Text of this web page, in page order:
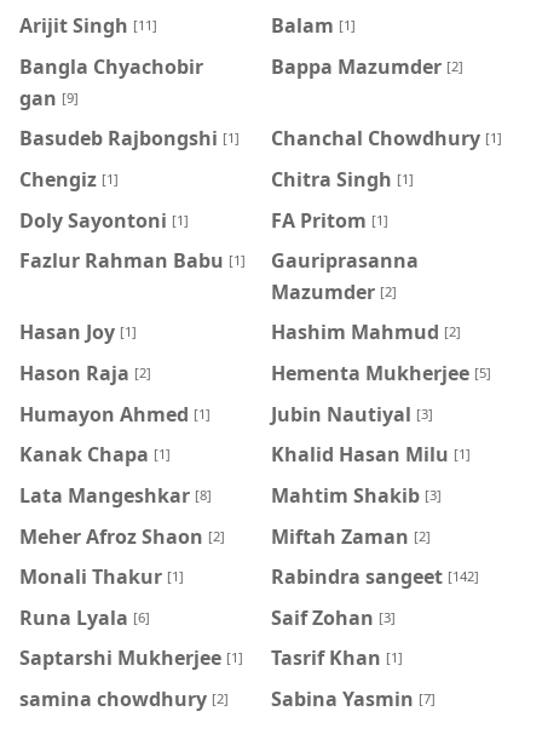
Arijit Singh [11] Balam [1]
Bangla Chyachobir
gan [9]
Bappa Mazumder [2]
Basudeb Rajbongshi [1] Chanchal Chowdhury [1]
Chengiz [1] Chitra Singh [1]
Doly Sayontoni [1] FA Pritom [1]
Fazlur Rahman Babu [1]
Gauriprasanna
Mazumder [2]
Hasan Joy [1] Hashim Mahmud [2]
Hason Raja [2] Hementa Mukherjee [5]
Humayon Ahmed [1] Jubin Nautiyal [3]
Kanak Chapa [1] Khalid Hasan Milu [1]
Lata Mangeshkar [8] Mahtim Shakib [3]
Meher Afroz Shaon [2] Miftah Zaman [2]
Monali Thakur [1] Rabindra sangeet [142]
Runa Lyala [6] Saif Zohan [3]
Saptarshi Mukherjee [1] Tasrif Khan [1]
samina chowdhury [2] ‍Sabina Yasmin [7]